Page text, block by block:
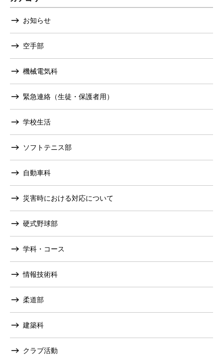
お知らせ
空手部
機械電気科
緊急連絡（生徒・保護者用）
学校生活
ソフトテニス部
自動車科
災害時における対応について
硬式野球部
学科・コース
情報技術科
柔道部
建築科
クラブ活動